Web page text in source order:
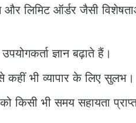
और लिमिट ऑर्डर जैसी
ज्ञान बढ़ाते हैं।
भी व्यापार के लिए सुलभ।
किसी भी समय सहायता